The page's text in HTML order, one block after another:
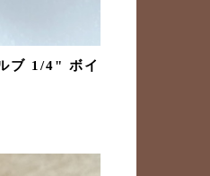
ブ 1/4" ボイ